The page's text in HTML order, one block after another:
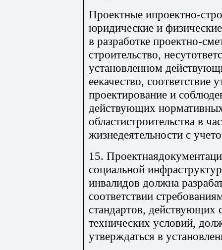
Проектные ипроектно-
юридические и
в разработке проектно-
строительство,
установленном
еекачество,
проектирование и
действующих
областистроительства в
жизнедеятельности с
15.
социальной
инвалидов должна
соответствии
стандартов, действующих
технических условий,
утверждаться в